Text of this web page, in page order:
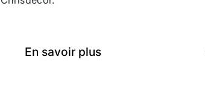
En savoir plus